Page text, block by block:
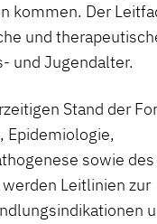
kommen. Der
und
und Jugendalter.
Stand der
Epidemiologie,
sowie
Leitlinien zur